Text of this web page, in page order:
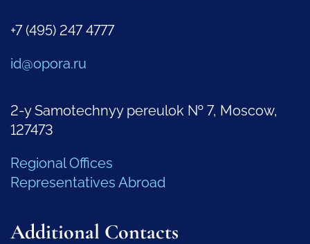
+7 (495) 247 4777
id@opora.ru
2-y Samotechnyy pereulok № 7, Moscow,
127473
Regional Offices
Representatives Abroad
Additional Contacts